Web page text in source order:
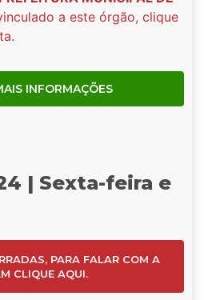
a este órgão, clique
INFORMAÇÕES
| Sexta-feira e
PARA FALAR COM A
CLIQUE AQUI.